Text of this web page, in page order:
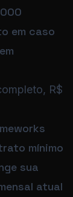
em caso
R$
mínimo
sua
atual